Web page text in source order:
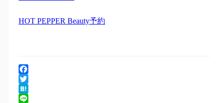
HOT PEPPER Beauty予約
Facebook
Twitter
Hatena